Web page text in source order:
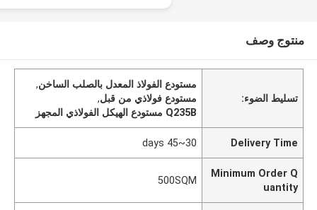
منتوج وصف
تسليط الضوء:
مستودع الفولاذ المعدل بالصلب الساخن,
مستودع فولاذي من قبل,
Q235B مستودع الهيكل الفولاذي المجهز
Delivery Time
30~45 days
Minimum Order Q
uantity
500SQM